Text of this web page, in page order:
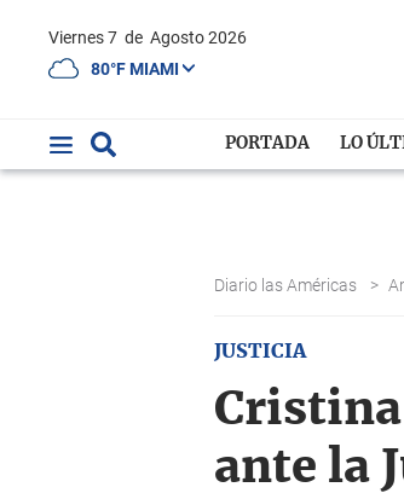
Viernes 7 de Agosto 2026
80°F MIAMI
PORTADA LO
Diario las Américas >
JUSTICIA
Cristina
ante la